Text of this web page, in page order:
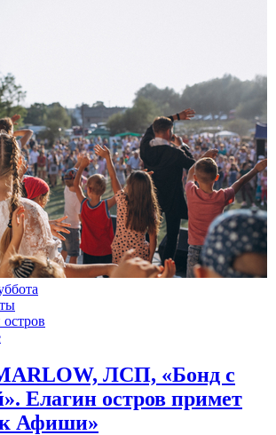
ЛСП, «Бонд с
Елагин остров примет
Афиши»